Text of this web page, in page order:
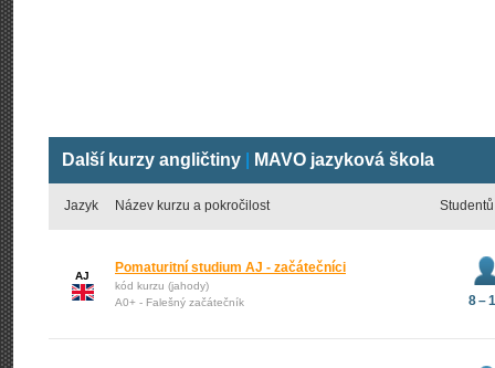
Další kurzy angličtiny MAVO jazyková škola
Jazyk Název kurzu a pokročilost Studentů
AJ
Pomaturitní studium AJ - začátečníci
kód kurzu (jahody)
A0+ - Falešný začátečník
8 –